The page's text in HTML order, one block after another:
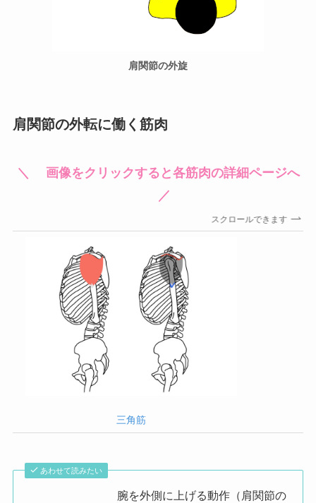
肩関節の外旋
肩関節の外転に働く筋肉
＼ 画像をクリックすると各筋肉の詳細ページへ
／
スクロールできます
三角筋
あわせて読みたい
腕を外側に上げる動作（肩関節の